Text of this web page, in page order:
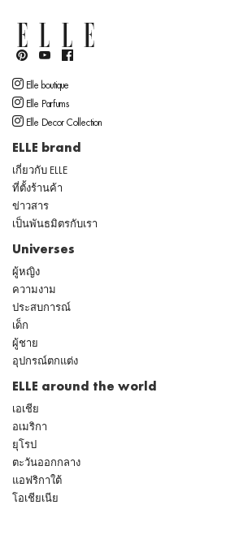
Elle boutique
Elle Parfums
Elle Decor Collection
ELLE brand
เกี่ยวกับ ELLE
ที่ตั้งร้านค้า
ข่าวสาร
เป็นพันธมิตรกับเรา
Universes
ผู้หญิง
ความงาม
ประสบการณ์
เด็ก
ผู้ชาย
อุปกรณ์ตกแต่ง
ELLE around the world
เอเชีย
อเมริกา
ยุโรป
ตะวันออกกลาง
แอฟริกาใต้
โอเชียเนีย